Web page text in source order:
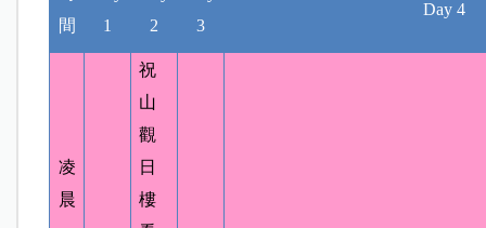
間
1
2
3
Day 4
凌
晨
祝
山
觀
日
樓